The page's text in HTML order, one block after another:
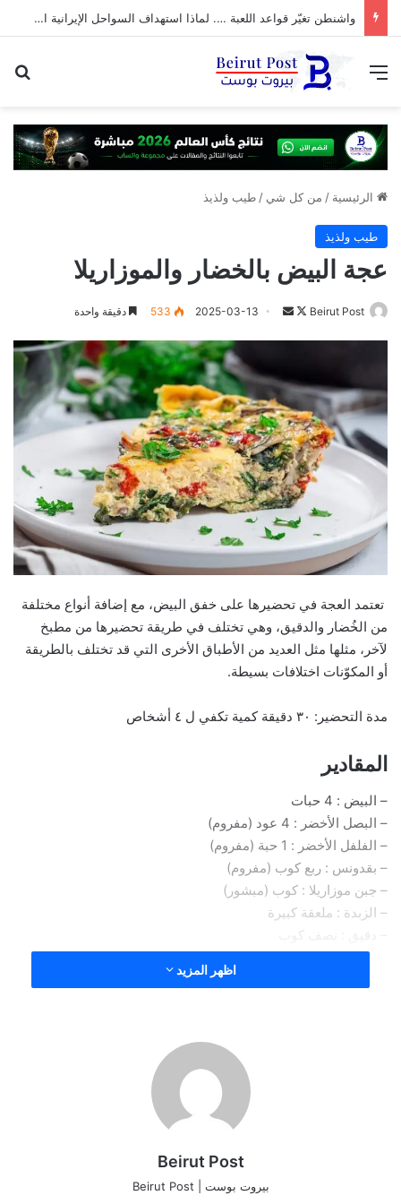
واشنطن تغيّر قواعد اللعبة …. لماذا استهداف السواحل الإيرانية الآن؟
القائمة
الرئيسية / من كل شي /طيب ولذيذ
طيب ولذيذ
عجة البيض بالخضار والموزاريلا
Beirut Post
تابعأرسل 2025-03-13
533 دقيقة واحدة
تعتمد العجة في تحضيرها على خفق البيض، مع إضافة أنواع مختلفة
من الخُضار والدقيق، وهي تختلف في طريقة تحضيرها من مطبخ
لآخر، مثلها مثل العديد من الأطباق الأخرى التي قد تختلف بالطريقة
أو المكوّنات اختلافات بسيطة.
مدة التحضير: ٣٠ دقيقة كمية تكفي ل ٤ أشخاص
المقادير
– البيض : 4 حبات
– البصل الأخضر : 4 عود (مفروم)
– الفلفل الأخضر : 1 حبة (مفروم)
– بقدونس : ربع كوب (مفروم)
– جبن موزاريلا : كوب (مبشور)
– الزبدة : ملعقة كبيرة
– دقيق : نصف كوب
– بيكنج بودر : ملعقة صغيرة
– فلفل أسود : حسب الرغبة
– الزعتر : ملعقة صغيرة (مفروم)
– مسحوق الكمون : نصف ملعقة صغيرة
– مسحوق الثوم : ربع ملعقة كبيرة
اخفقي البيض جيداً حتى تظهر الرغوة.
اظهر المزيد
Beirut Post
بيروت بوست | Beirut Post